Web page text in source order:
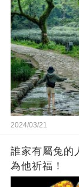
2024/03/21
誰家有屬兔的
為他祈福！